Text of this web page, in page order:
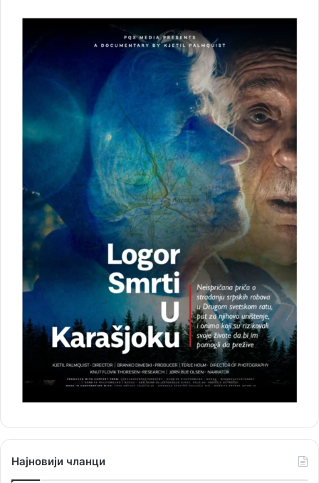
Најновији чланци